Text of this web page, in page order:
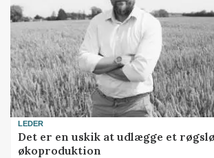
LEDER
Det er en uskik at udlægge et
økoproduktion